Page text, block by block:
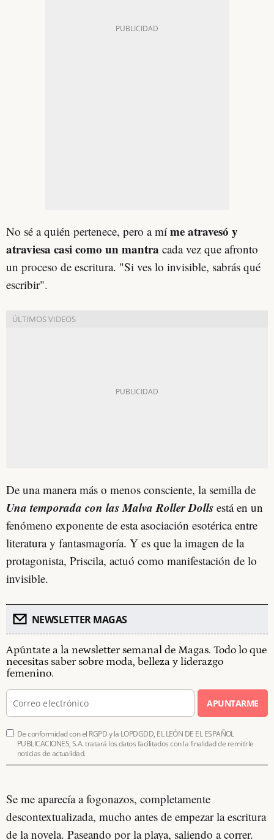
No sé a quién pertenece, pero a míme atravesó y
atraviesa casi como un mantra cada vez que afronto
un proceso de escritura. "Si ves lo invisible, sabrás qué
escribir".
De una manera más o menos consciente, la semilla de
Una temporada con las Malva Roller Dolls está en un
fenómeno exponente de esta asociación esotérica entre
literatura y fantasmagoría. Y es que la imagen de la
protagonista, Priscila, actuó como manifestación de lo
invisible.
NEWSLETTER MAGAS
Apúntate a la newsletter semanal de Magas. Todo lo que
necesitas saber sobre moda, belleza y liderazgo
femenino.
APUNTARME
De conformidad con el RGPD y la LOPDGDD, EL LEÓN DE EL ESPAÑOL
PUBLICACIONES, S.A. tratará los datos facilitados con la finalidad de remitirle
noticias de actualidad.
Se me aparecía a fogonazos, completamente
descontextualizada, mucho antes de empezar la escritura
de la novela. Paseando por la playa, saliendo a correr.